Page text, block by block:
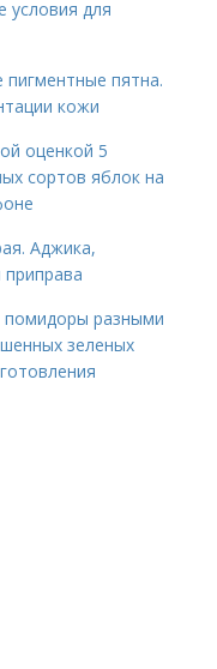
для
пигментные пятна.
кожи
оценкой 5
сортов яблок на
Аджика,
приправа
помидоры разными
зеленых